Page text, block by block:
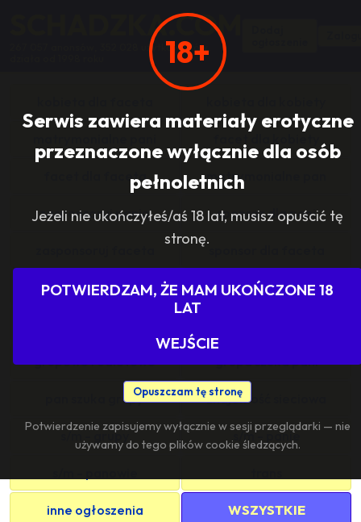
18+
Serwis zawiera materiały erotyczne
przeznaczone wyłącznie dla osób
pełnoletnich
Jeżeli nie ukończyłeś/aś 18 lat, musisz opuścić tę
stronę.
POTWIERDZAM, ŻE MAM UKOŃCZONE 18
LAT
WEJŚCIE
Opuszczam tę stronę
Potwierdzenie zapisujemy wyłącznie w sesji przeglądarki — nie
używamy do tego plików cookie śledzących.
SCHADZKA.COM
267 057 anonsów, 352 028 użytkowników,
facet dla faceta matrymonialne pan
zasponsoruj panią sponsor dla pani
sponsoring grupy agencje towarzyskie
grupowo i odlotowo grupa szuka pani
pan szuka grupy znajomość sieciowa
s/m - grupy s/m - panie
inne ogłoszenia WSZYSTKIE